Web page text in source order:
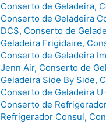
Conserto de Geladeira,
Conserto de Geladeira
DCS, Conserto de
Geladeira Frigidaire,
Conserto de Geladeira
Jenn Air, Conserto de
Geladeira Side By Side,
Conserto de Geladeira
Conserto de
Refrigerador Consul,